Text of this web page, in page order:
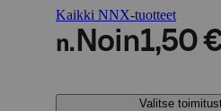
Kaikki NNX-tuotteet
n. Noin1,50
Valitse